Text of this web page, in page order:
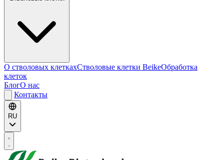
О стволовых клеткахСтволовые клетки BeikeОбработка
клеток
БлогО нас
Контакты
RU